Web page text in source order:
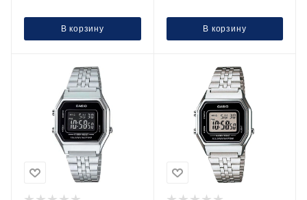
В корзину В корзину